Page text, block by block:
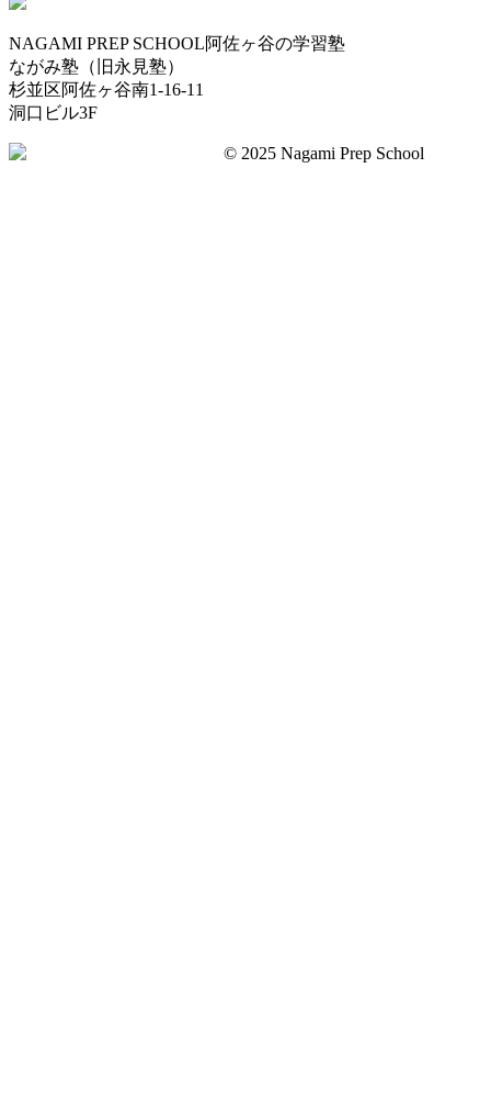
NAGAMI PREP SCHOOL阿佐ヶ谷の学習塾
ながみ塾（旧永見塾）
杉並区阿佐ヶ谷南1-16-11
洞口ビル3F
©︎ 2025 Nagami Prep School